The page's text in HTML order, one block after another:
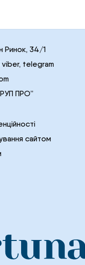
Ринок, 34/1
telegram
ПРО”
сайтом